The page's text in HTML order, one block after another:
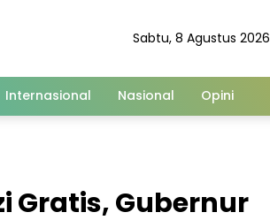
Sabtu, 8 Agustus 2026
Internasional Nasional Opini
Gratis, Gubernur